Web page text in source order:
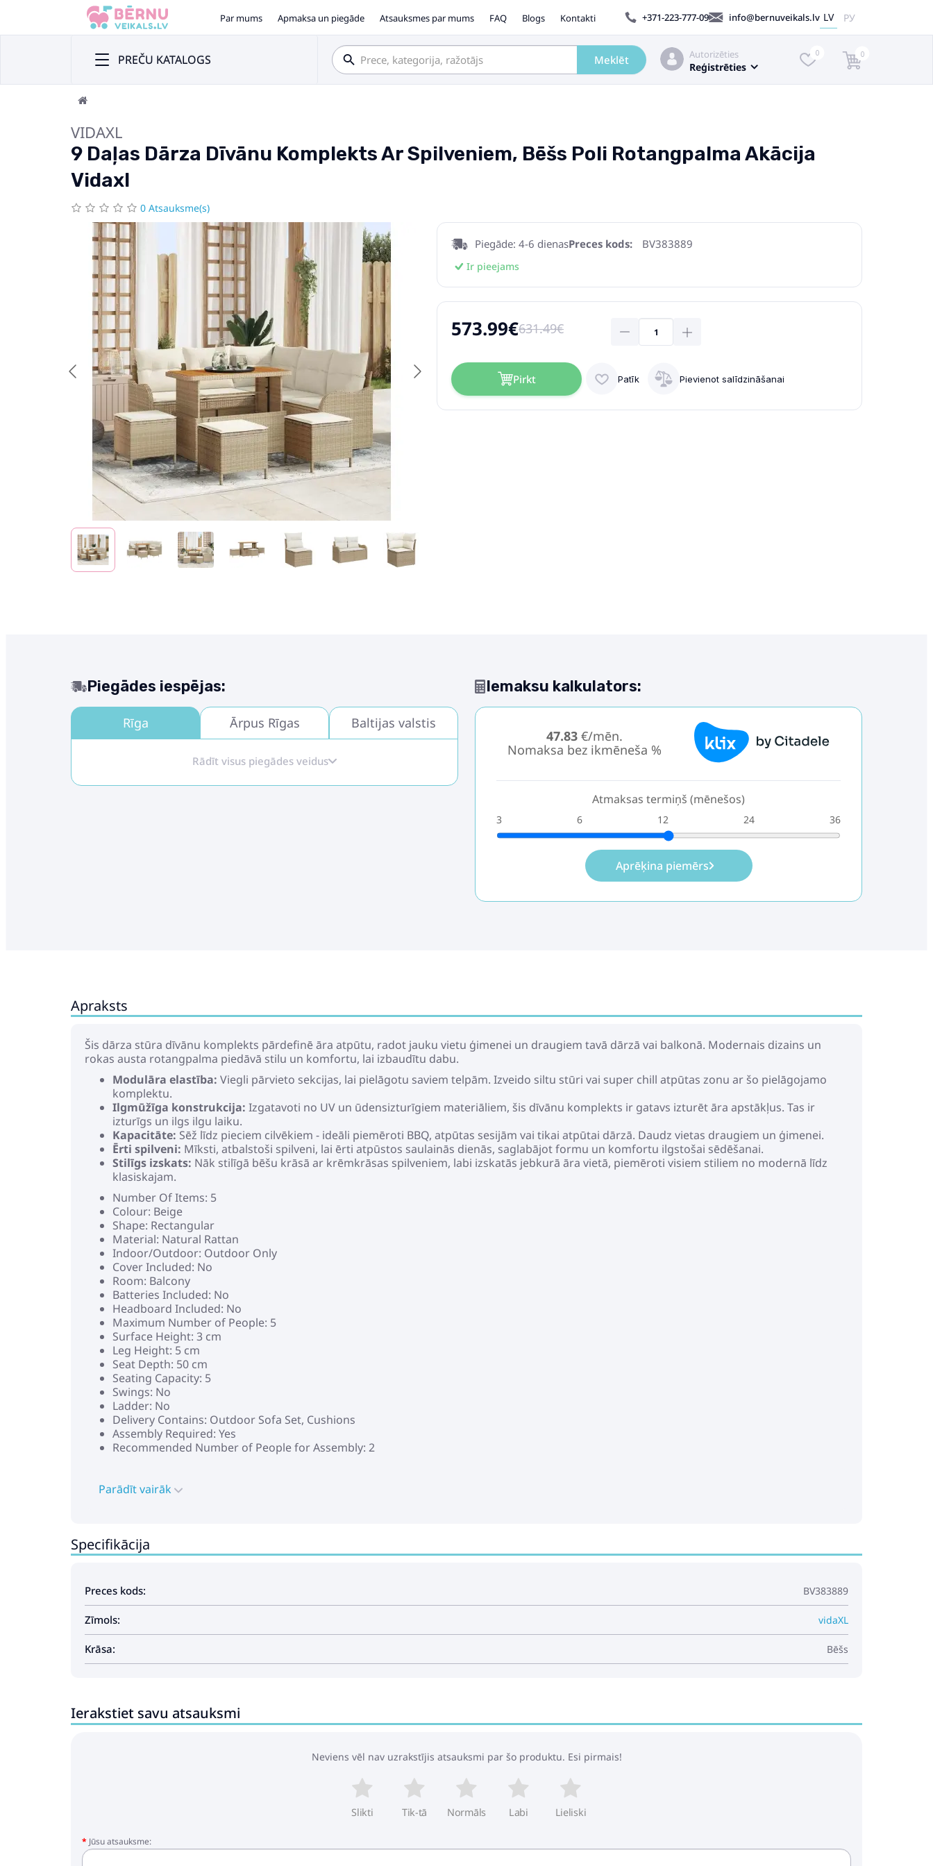
Par mums Apmaksa un piegāde Atsauksmes par mums FAQ Blogs Kontakti +371-223-777-09 info@bernuveikals.lv LV РУ
PREČU KATALOGS Meklēt Autorizēties
Reģistrēties
0 0
VIDAXL
9 Daļas Dārza Dīvānu Komplekts Ar Spilveniem, Bēšs Poli Rotangpalma Akācija
Vidaxl
0 Atsauksme(s)
Piegāde: 4-6 dienasPreces kods: BV383889
Ir pieejams
573.99€631.49€
Pirkt Patīk Pievienot salīdzināšanai
Piegādes iespējas:
Rīga Ārpus Rīgas Baltijas valstis
Rādīt visus piegādes veidus
Iemaksu kalkulators:
47.83€/mēn.
Nomaksa bez ikmēneša %
Atmaksas termiņš (mēnešos)
3 6 12 24 36
Aprēķina piemērs
Apraksts
Šis dārza stūra dīvānu komplekts pārdefinē āra atpūtu, radot jauku vietu ģimenei un draugiem tavā dārzā vai balkonā. Modernais dizains un
rokas austa rotangpalma piedāvā stilu un komfortu, lai izbaudītu dabu.
Modulāra elastība: Viegli pārvieto sekcijas, lai pielāgotu saviem telpām. Izveido siltu stūri vai super chill atpūtas zonu ar šo pielāgojamo
komplektu.
Ilgmūžīga konstrukcija: Izgatavoti no UV un ūdensizturīgiem materiāliem, šis dīvānu komplekts ir gatavs izturēt āra apstākļus. Tas ir
izturīgs un ilgs ilgu laiku.
Kapacitāte: Sēž līdz pieciem cilvēkiem - ideāli piemēroti BBQ, atpūtas sesijām vai tikai atpūtai dārzā. Daudz vietas draugiem un ģimenei.
Ērti spilveni: Mīksti, atbalstoši spilveni, lai ērti atpūstos saulainās dienās, saglabājot formu un komfortu ilgstošai sēdēšanai.
Stilīgs izskats: Nāk stilīgā bēšu krāsā ar krēmkrāsas spilveniem, labi izskatās jebkurā āra vietā, piemēroti visiem stiliem no modernā līdz
klasiskajam.
Number Of Items: 5
Colour: Beige
Shape: Rectangular
Material: Natural Rattan
Indoor/Outdoor: Outdoor Only
Cover Included: No
Room: Balcony
Batteries Included: No
Headboard Included: No
Maximum Number of People: 5
Surface Height: 3 cm
Leg Height: 5 cm
Seat Depth: 50 cm
Seating Capacity: 5
Swings: No
Ladder: No
Delivery Contains: Outdoor Sofa Set, Cushions
Assembly Required: Yes
Recommended Number of People for Assembly: 2
Parādīt vairāk
Specifikācija
Preces kods: BV383889
Zīmols: vidaXL
Krāsa: Bēšs
Ierakstiet savu atsauksmi
Neviens vēl nav uzrakstījis atsauksmi par šo produktu. Esi pirmais!
Slikti Tik-tā Normāls Labi Lieliski
Jūsu atsauksme: